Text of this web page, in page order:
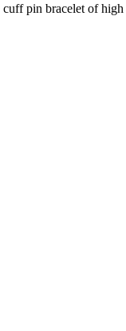
pin bracelet of high